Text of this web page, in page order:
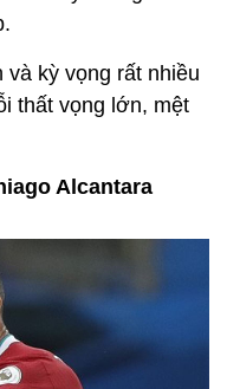
kỳ vọng rất nhiều
thất vọng lớn, mệt
Alcantara